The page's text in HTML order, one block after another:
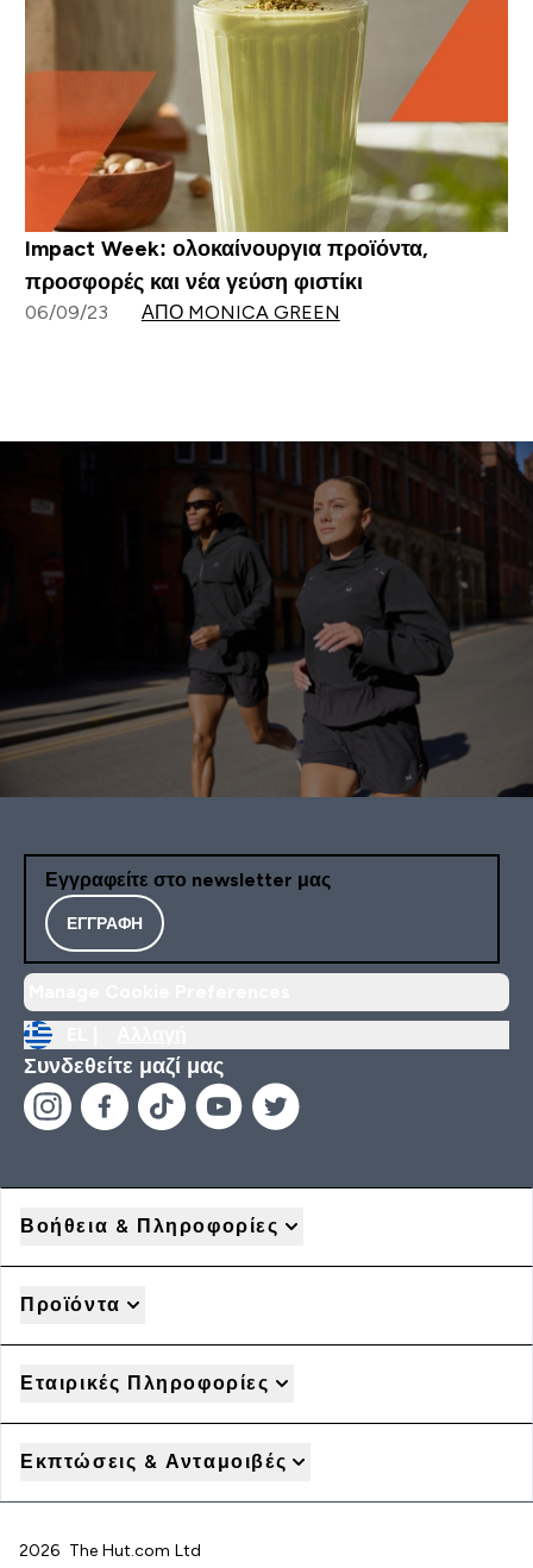
Impact Week: ολοκαίνουργια προϊόντα,
προσφορές και νέα γεύση φιστίκι
06/09/23 ΑΠΌ MONICA GREEN
Εγγραφείτε στο newsletter μας
ΕΓΓΡΑΦΉ
Συνδεθείτε μαζί μας
Βοήθεια & Πληροφορίες
Προϊόντα
Εταιρικές Πληροφορίες
Εκπτώσεις & Ανταμοιβές
2026 The Hut.com Ltd